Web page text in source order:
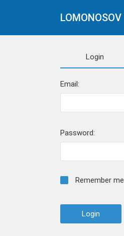
LOMONOSOV
Login
Email:
Password:
Remember me